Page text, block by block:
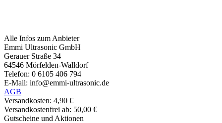
Alle Infos zum Anbieter
Emmi Ultrasonic GmbH
Gerauer Straße 34
64546 Mörfelden-Walldorf
Telefon: 0 6105 406 794
E-Mail: info@emmi-ultrasonic.de
AGB
Versandkosten: 4,90 €
Versandkostenfrei ab: 50,00 €
Gutscheine und Aktionen